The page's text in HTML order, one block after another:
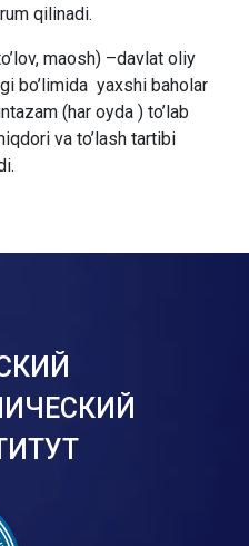
qilinadi.
maosh) –davlat oliy
bo’limida yaxshi baholar
(har oyda ) to’lab
va to’lash tartibi